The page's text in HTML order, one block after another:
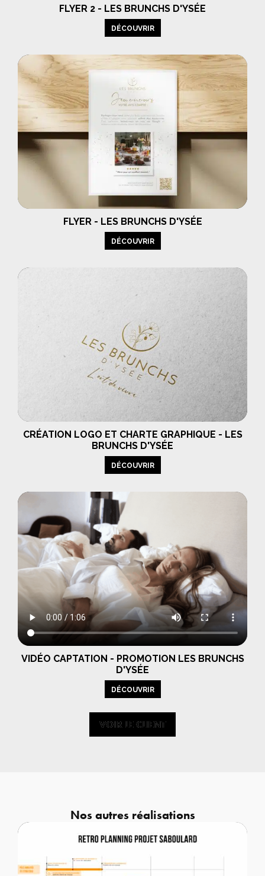
FLYER 2 - LES BRUNCHS D'YSÉE
DÉCOUVRIR
FLYER - LES BRUNCHS D'YSÉE
DÉCOUVRIR
CRÉATION LOGO ET CHARTE GRAPHIQUE - LES
BRUNCHS D'YSÉE
DÉCOUVRIR
VIDÉO CAPTATION - PROMOTION LES BRUNCHS
D'YSÉE
DÉCOUVRIR
VOIR LE CLIENT
VOIR LE CLIENT
Nos autres réalisations